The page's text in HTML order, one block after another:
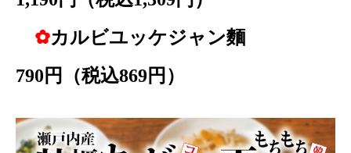
✿カルビユッケジャン麵
790円（税込869円）